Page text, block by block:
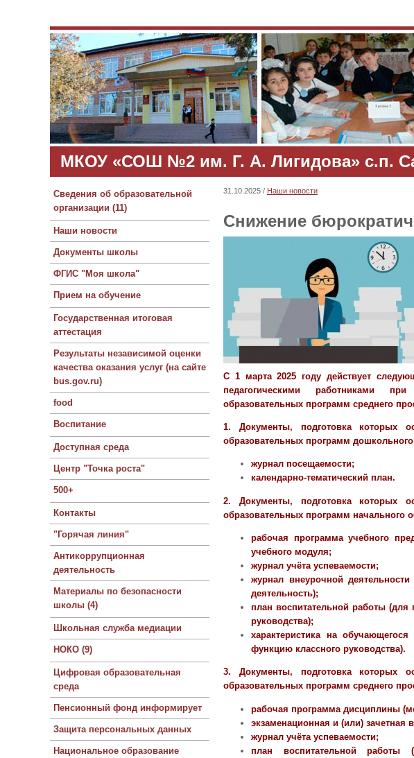
МКОУ «СОШ №2 им. Г. А. Лигидова» с.п.
Сведения об образовательной
организации (11)
Наши новости
Документы школы
ФГИС "Моя школа"
Прием на обучение
Государственная итоговая
аттестация
Результаты независимой оценки
качества оказания услуг (на сайте
bus.gov.ru)
food
Воспитание
Доступная среда
Центр "Точка роста"
500+
Контакты
"Горячая линия"
Антикоррупционная
деятельность
Материалы по безопасности
школы (4)
Школьная служба медиации
НОКО (9)
Цифровая образовательная
среда
Пенсионный фонд информирует
Защита персональных данных
Национальное образование
31.10.2025 / Наши новости
Снижение
С 1 марта 2025 году действует
педагогическими работниками
образовательных программ среднего
1. Документы, подготовка которых
образовательных программ
журнал посещаемости;
календарно-тематический план.
2. Документы, подготовка которых
образовательных программ начального
рабочая программа учебного
учебного модуля;
журнал учёта успеваемости;
журнал внеурочной
деятельность);
план воспитательной работы (для
руководства);
характеристика на
функцию классного руководства).
3. Документы, подготовка которых
образовательных программ среднего
рабочая программа дисциплины
экзаменационная и (или) зачетная
журнал учёта успеваемости;
план воспитательной работы